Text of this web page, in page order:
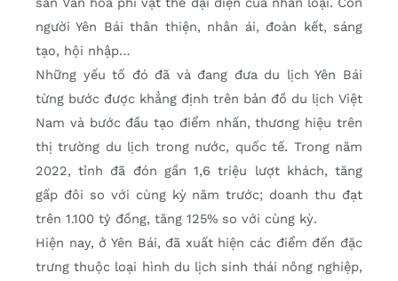
người Yên Bái thân thiện, nhân ái, đoàn kết, sáng
tạo, hội nhập…
Những yếu tố đó đã và đang đưa du lịch Yên Bái
từng bước được khẳng định trên bản đồ du lịch Việt
Nam và bước đầu tạo điểm nhấn, thương hiệu trên
thị trường du lịch trong nước, quốc tế. Trong năm
2022, tỉnh đã đón gần 1,6 triệu lượt khách, tăng
gấp đôi so với cùng kỳ năm trước; doanh thu đạt
trên 1.100 tỷ đồng, tăng 125% so với cùng kỳ.
Hiện nay, ở Yên Bái, đã xuất hiện các điểm đến đặc
trưng thuộc loại hình du lịch sinh thái nông nghiệp,